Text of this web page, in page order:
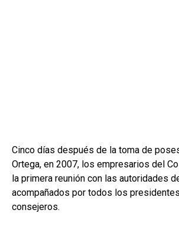
Cinco días después de la toma de
Ortega, en 2007, los empresarios del
la primera reunión con las autoridades
acompañados por todos los
consejeros.